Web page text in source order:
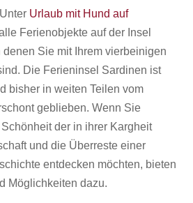
Urlaub mit Hund auf
Ferienobjekte auf der Insel
Sie mit Ihrem vierbeinigen
Die Ferieninsel Sardinen ist
bisher in weiten Teilen vom
geblieben. Wenn Sie
der in ihrer Kargheit
und die Überreste einer
entdecken möchten, bieten
Möglichkeiten dazu.